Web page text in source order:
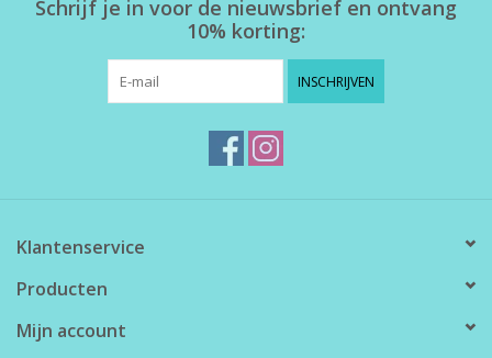
Schrijf je in voor de nieuwsbrief en ontvang
10% korting:
INSCHRIJVEN
Klantenservice
Producten
Mijn account